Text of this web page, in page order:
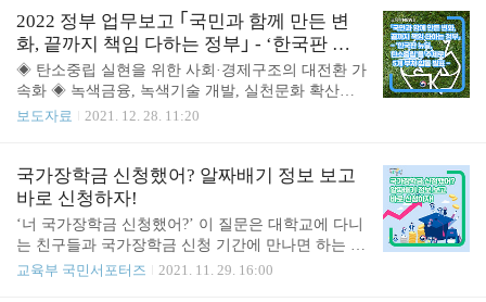
롯한 총 22개 사회부처가 긴밀하게 협력하여 수립했
으며, 주요 내용은 다음과 같다. 1. 모든..
교육부(부총리 겸 교육부장관 유은혜)는 유치원과 어
린이집에 다니는 유아에 대한 학부모의 교육·보육 비
용 부담을 줄여주기 위해 2022학년도부터 유아 한 명
당 국공립유치원은 월 10만 원, 사립유치원과 어린이
집은 월 28만 원의 유아학비 및 보육료를 지원한다.
이는 지난 2020학년도에 7년 만에 최초로 누리과정
학년도에도 월 2만 원을 추가로 인상하면서 지원금
을 3년 연속으로 확대..
2022 정부 업무보고 ｢국민과 함께 만든 변
화, 끝까지 책임 다하는 정부｣ - ‘한국판 뉴
딜, 탄소중립'을 주제로 5개 부처 합동 발표 -
◈ 탄소중립 실현을 위한 사회·경제구조의 대전환 가
속화 ◈ 녹색금융, 녹색기술 개발, 실천문화 확산을
통한 탄소중립 이행기반 강화 ◈ 데이터 댐, 5G 전국
래경쟁력 제고 ◈ 디지털·탄소중립 전환, 포용성장을
선도하는 혁신인재 양성 환경부(장관 한정애), 산업
통상자원부(장관 문승욱), 해양수산부(장관 문성혁),
과학기술정보통신부(장관 임혜숙), 교육부(부총리
겸 교육부장관 유은혜) 등 5개 부처는 12월 28일 ‘한
국판 뉴딜, 탄소중립’을 주제로 2022년 업무계획을
보도자료 2021. 12. 28. 11:20
국가장학금 신청했어? 알짜배기 정보 보고
바로 신청하자!
‘너 국가장학금 신청했어?’ 이 질문은 대학교에 다니
는 친구들과 국가장학금 신청 기간에 만나면 하는 얘
기 중 하나가 되었어요. 그만큼 많은 학생들이 국가
교육부 국민서포터즈 2021. 11. 29. 16:00